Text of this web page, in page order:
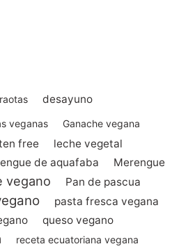
desayuno
veganas Ganache vegana
free leche vegetal
de aquafaba
Merengue
vegano
Pan de pascua
pasta fresca vegana
queso vegano
receta ecuatoriana vegana